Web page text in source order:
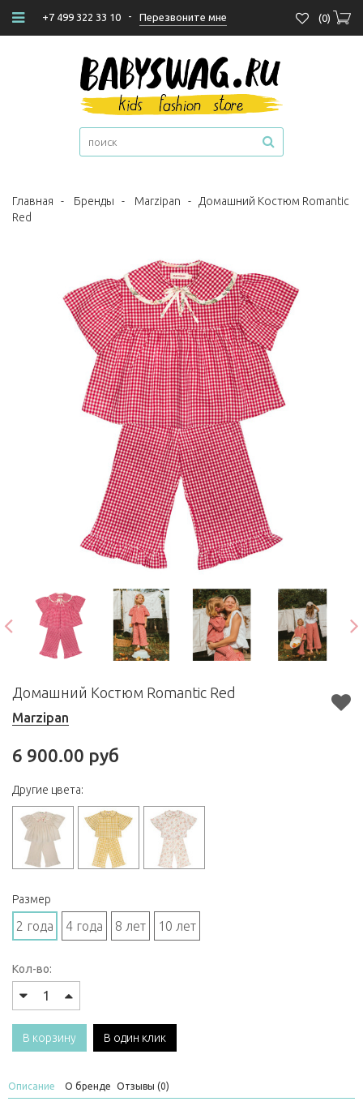
+7 499 322 33 10 - Перезвоните мне (0)
Главная - Бренды - Marzipan - Домашний Костюм Romantic
Red
Домашний Костюм Romantic Red
Marzipan
6 900.00 руб
Другие цвета:
Размер
2 года 4 года 8 лет 10 лет
Кол-во:
В корзину В один клик
Описание О бренде Отзывы (0)